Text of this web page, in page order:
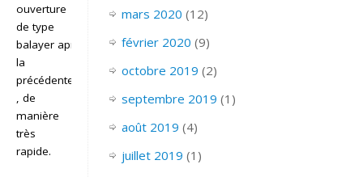
ouverture
de type
balayer après
la
précédente
, de
manière
très
rapide.
mars 2020 (12)
février 2020 (9)
octobre 2019 (2)
septembre 2019 (1)
août 2019 (4)
juillet 2019 (1)